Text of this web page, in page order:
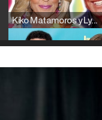
Kiko Matamoros y Lydia Lozano: "Nuestro público es de todas las edades y RTVE tiene un público muy pegado a las novelas, al que tenemos que captar"